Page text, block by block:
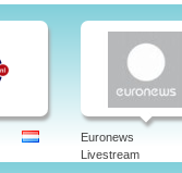
de informação conduzido
todas as sextas-
Pedro Mexia e João
Euronews
Livestream